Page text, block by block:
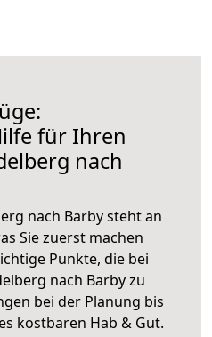
für Ihren
nach
nach Barby steht an
Sie zuerst machen
Punkte, die bei
nach Barby zu
bei der Planung bis
kostbaren Hab & Gut.